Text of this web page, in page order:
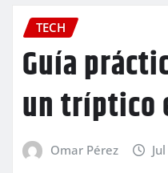
TECH
Guía
un tríptico
Omar Pérez